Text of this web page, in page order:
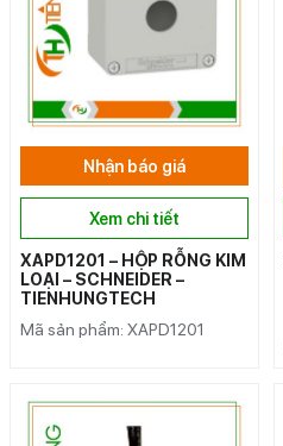
Nhận báo giá
Xem chi tiết
XAPD1201 – HỘP RỖNG KIM
LOẠI – SCHNEIDER –
TIENHUNGTECH
Mã sản phẩm: XAPD1201